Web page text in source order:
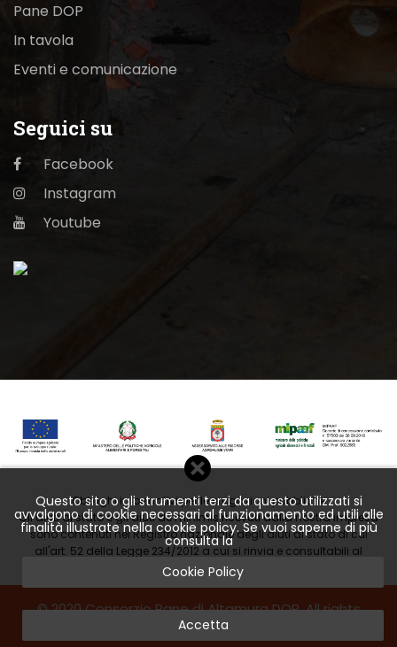
Questo sito o gli strumenti terzi da questo utilizzati si
avvalgono di cookie necessari al funzionamento ed utili alle
finalità illustrate nella cookie policy. Se vuoi saperne di più
consulta la
Cookie Policy
Accetta
Pane DOP
In tavola
Eventi e comunicazione
Seguici su
Facebook
Instagram
Youtube
Obblighi informativi per le erogazioni pubbliche
Gli aiuti di stato e gli aiuti de minimis ricevuti dalla nostra impresa
sono contenuti nel Registro nazionale degli aiuti di stato di cui
all'art. 52 della Legge 234/2012 a cui si rinvia e consultabili al
seguente link
© 2020 Consorzio Pane di Altamura DOP. All rights
Cookie- Created by